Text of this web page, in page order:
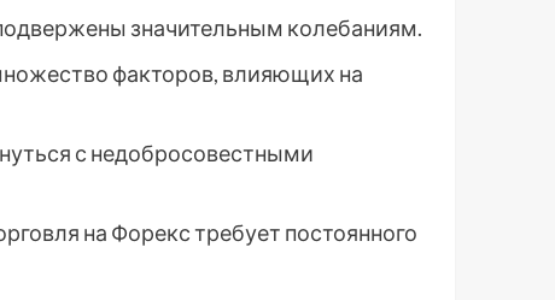
значительным колебаниям.
факторов, влияющих на
с недобросовестными
на Форекс требует постоянного